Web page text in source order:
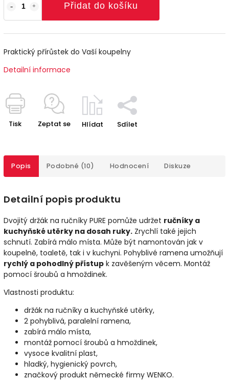
Přidat do košíku
Praktický přírůstek do Vaší koupelny
Detailní informace
Tisk Zeptat se Hlídat Sdílet
Popis Podobné (10) Hodnocení Diskuze
Detailní popis produktu
Dvojitý držák na ručníky PURE pomůže udržet ručníky a
kuchyňské utěrky na dosah ruky. Zrychlí také jejich
schnutí. Zabírá málo místa. Může být namontován jak v
koupelně, toaletě, tak i v kuchyni. Pohyblivé ramena umožňují
rychlý a pohodlný přístup k zavěšeným věcem. Montáž
pomocí šroubů a hmoždinek.
Vlastnosti produktu:
držák na ručníky a kuchyňské utěrky,
2 pohyblivá, paralelní ramena,
zabírá málo místa,
montáž pomocí šroubů a hmoždinek,
vysoce kvalitní plast,
hladký, hygienický povrch,
značkový produkt německé firmy WENKO.